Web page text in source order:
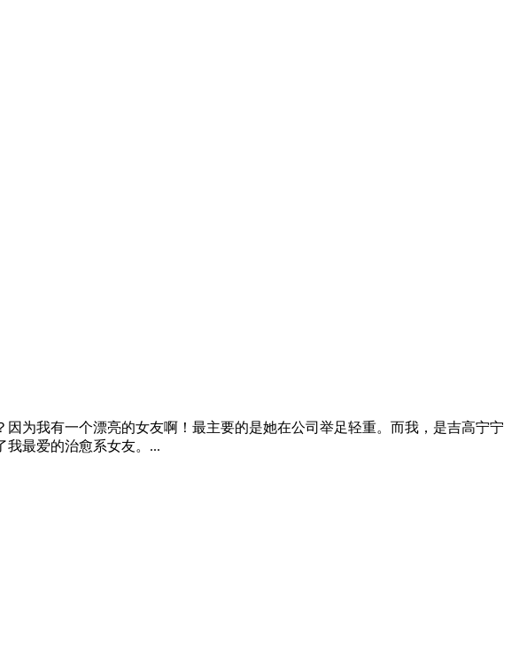
为我有一个漂亮的女友啊！最主要的是她在公司举足轻重。而我，是吉高宁宁
我最爱的治愈系女友。...